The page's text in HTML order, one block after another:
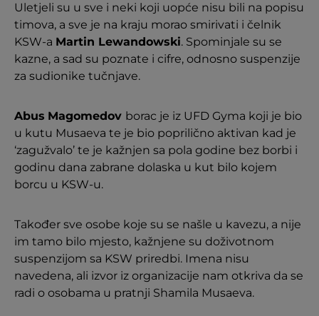
Uletjeli su u sve i neki koji uopće nisu bili na popisu
timova, a sve je na kraju morao smirivati i čelnik
KSW-a Martin Lewandowski. Spominjale su se
kazne, a sad su poznate i cifre, odnosno suspenzije
za sudionike tučnjave.
Abus Magomedov borac je iz UFD Gyma koji je bio
u kutu Musaeva te je bio poprilično aktivan kad je
‘zagužvalo’ te je kažnjen sa pola godine bez borbi i
godinu dana zabrane dolaska u kut bilo kojem
borcu u KSW-u.
Također sve osobe koje su se našle u kavezu, a nije
im tamo bilo mjesto, kažnjene su doživotnom
suspenzijom sa KSW priredbi. Imena nisu
navedena, ali izvor iz organizacije nam otkriva da se
radi o osobama u pratnji Shamila Musaeva.